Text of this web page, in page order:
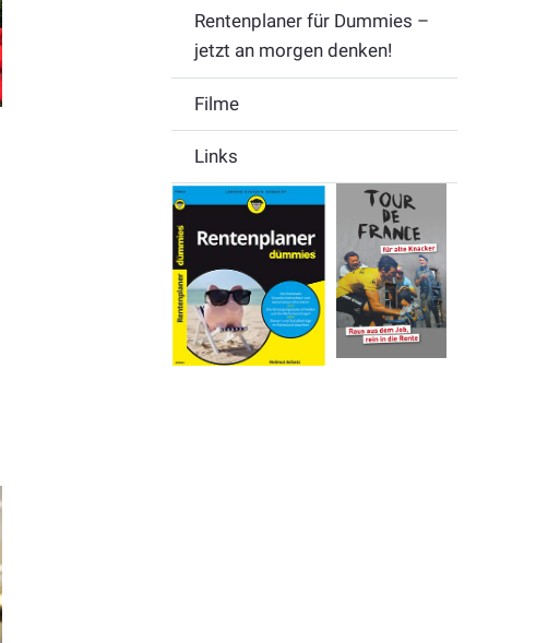
Rentenplaner für Dummies –
jetzt an morgen denken!
Filme
Links